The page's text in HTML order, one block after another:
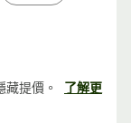
提價。
了解更